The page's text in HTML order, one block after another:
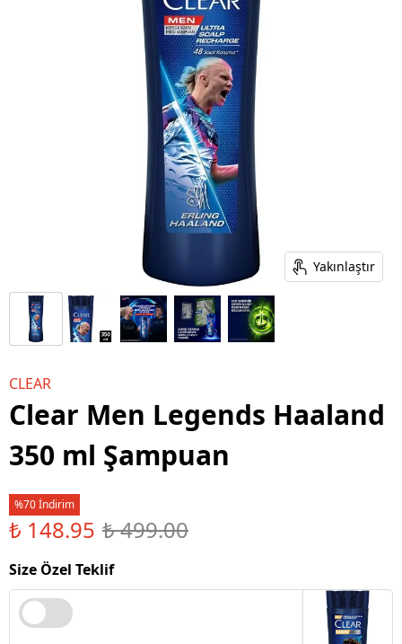
Yakınlaştır
CLEAR
Clear Men Legends Haaland
350 ml Şampuan
%70 İndirim
₺ 148.95 ₺ 499.00
Size Özel Teklif